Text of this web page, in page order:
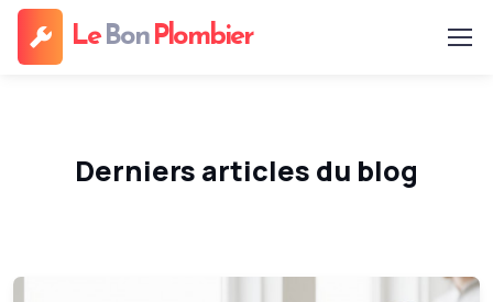
Le Bon Plombier
Derniers articles du blog